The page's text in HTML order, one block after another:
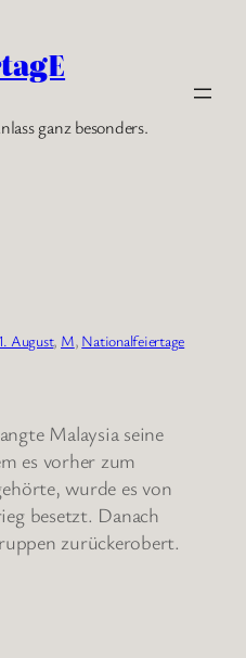
ganz besonders.
August, M, Nationalfeiertage
Malaysia seine
es vorher zum
wurde es von
besetzt. Danach
zurückerobert.